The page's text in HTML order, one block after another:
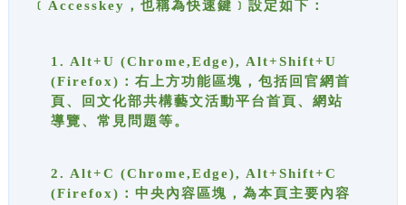
﹝Accesskey，也稱為快速鍵﹞設定如下：
1. Alt+U (Chrome,Edge), Alt+Shift+U
(Firefox)：右上方功能區塊，包括回官網首
頁、回文化部共構藝文活動平台首頁、網站
導覽、常見問題等。
2. Alt+C (Chrome,Edge), Alt+Shift+C
(Firefox)：中央內容區塊，為本頁主要內容